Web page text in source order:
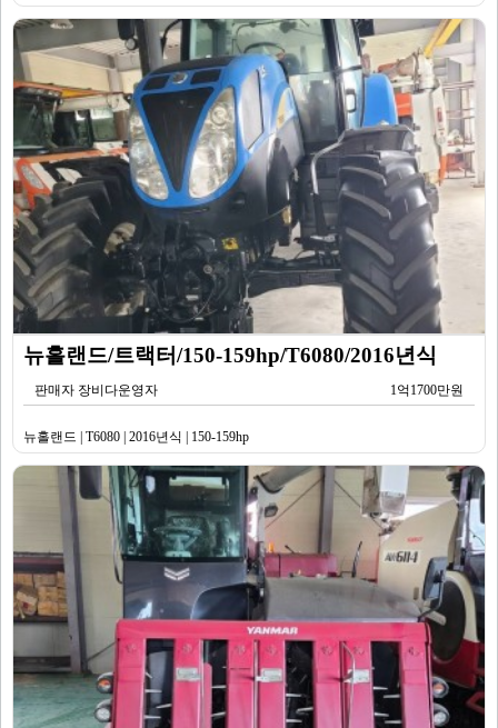
뉴홀랜드/트랙터/150-159hp/T6080/2016년식
판매자 장비다운영자 1억1700만원
뉴홀랜드 | T6080 | 2016년식 | 150-159hp